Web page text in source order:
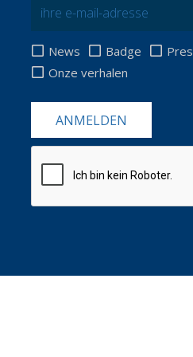
News Badge
Onze verhalen
ANMELDEN